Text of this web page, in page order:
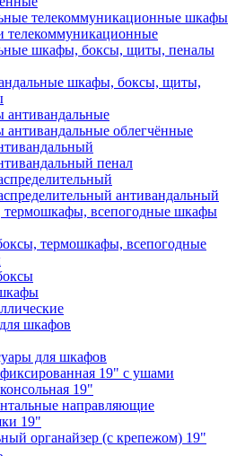
телекоммуникационные шкафы
телекоммуникационные
шкафы, боксы, щиты, пеналы
шкафы, боксы, щиты,
облегчённые
пенал
антивандальный
термошкафы, всепогодные шкафы
термошкафы, всепогодные
шкафов
для шкафов
19" с ушами
19"
направляющие
19"
органайзер (с крепежом) 19"